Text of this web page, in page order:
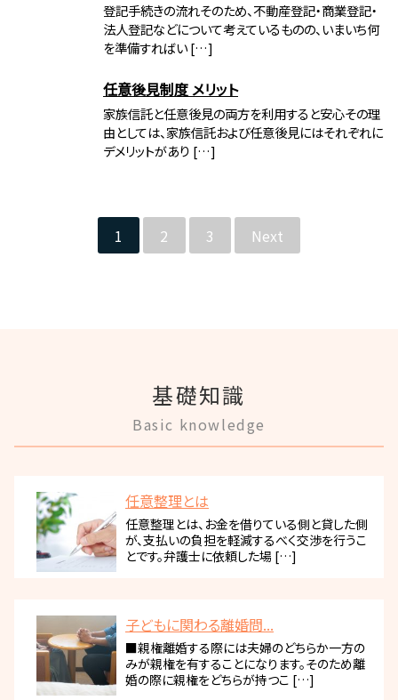
登記手続きの流れそのため、不動産登記・商業登記・
法人登記などについて考えているものの、いまいち何
を準備すればい […]
任意後見制度 メリット
家族信託と任意後見の両方を利用すると安心その理
由としては、家族信託および任意後見にはそれぞれに
デメリットがあり […]
1 2 3 Next
基礎知識
Basic knowledge
任意整理とは
任意整理とは、お金を借りている側と貸した側
が、支払いの負担を軽減するべく交渉を行うこ
とです。弁護士に依頼した場 […]
子どもに関わる離婚問...
■親権離婚する際には夫婦のどちらか一方の
みが親権を有することになります。そのため離
婚の際に親権をどちらが持つこ […]